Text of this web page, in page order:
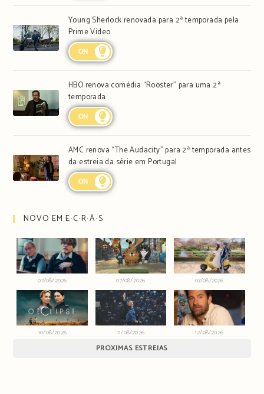
Young Sherlock renovada para 2ª temporada pela
Prime Video
ON
HBO renova comédia “Rooster” para uma 2ª
temporada
ON
AMC renova “The Audacity” para 2ª temporada antes
da estreia da série em Portugal
ON
NOVO EM E∙C∙R∙Ã∙S
07/08/2026 07/08/2026 07/08/2026
10/08/2026 11/08/2026 12/08/2026
PRÓXIMAS ESTREIAS